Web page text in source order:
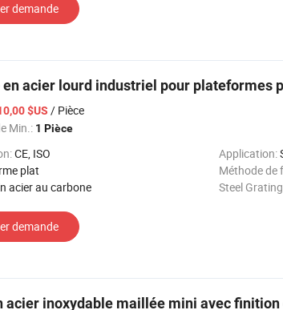
demande
en acier lourd industriel pour plateformes
$US / Pièce
Min.: 1 Pièce
CE, ISO Application:
plat Méthode de
acier au carbone Steel
demande
acier inoxydable maillée mini avec